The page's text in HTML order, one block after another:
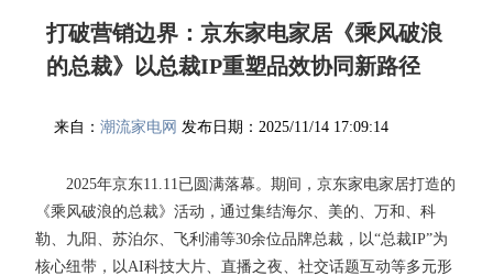
打破营销边界：京东家电家居《乘风破浪
的总裁》以总裁IP重塑品效协同新路径
来自：潮流家电网 发布日期：2025/11/14 17:09:14
2025年京东11.11已圆满落幕。期间，京东家电家居打造的
《乘风破浪的总裁》活动，通过集结海尔、美的、万和、科
勒、九阳、苏泊尔、飞利浦等30余位品牌总裁，以“总裁IP”为
核心纽带，以AI科技大片、直播之夜、社交话题互动等多元形